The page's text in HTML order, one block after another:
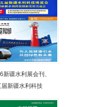
新疆水利展会刊、
届新疆水利科技